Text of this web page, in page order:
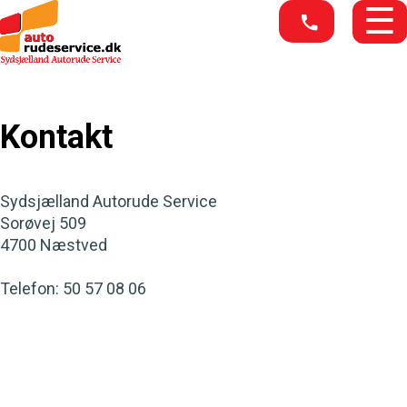
Skip to main content ☰
Kontakt
Sydsjælland Autorude Service
Sorøvej 509
4700 Næstved
Telefon: 50 57 08 06